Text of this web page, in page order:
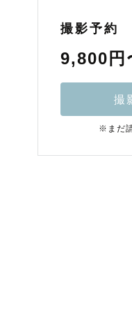
撮影予約
9,800円
撮
※まだ